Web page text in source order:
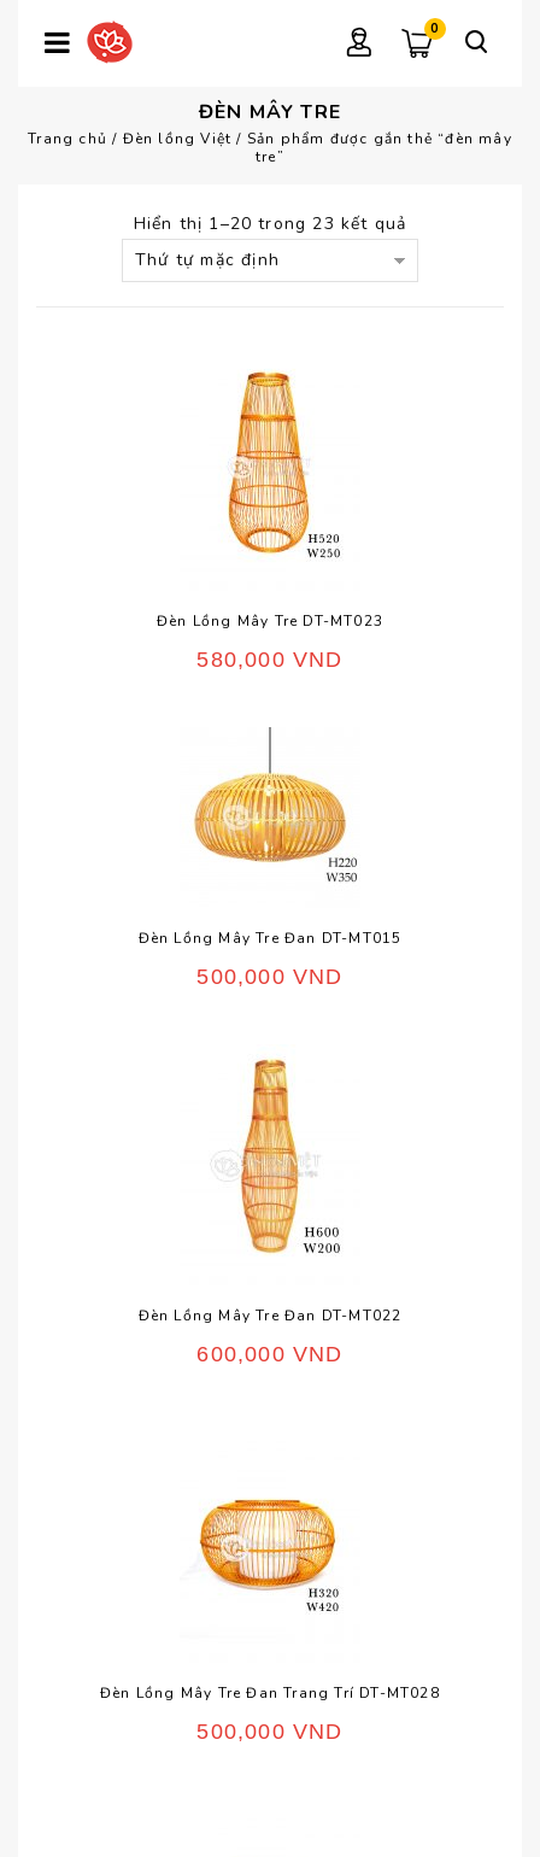
0
ĐÈN MÂY TRE
Trang chủ / Đèn lồng Việt / Sản phẩm được gắn thẻ “đèn mây
tre”
Hiển thị 1–20 trong 23 kết quả
Thứ tự mặc định
Đèn Lồng Mây Tre DT-MT023
580,000 VND
Đèn Lồng Mây Tre Đan DT-MT015
500,000 VND
Đèn Lồng Mây Tre Đan DT-MT022
600,000 VND
Đèn Lồng Mây Tre Đan Trang Trí DT-MT028
500,000 VND